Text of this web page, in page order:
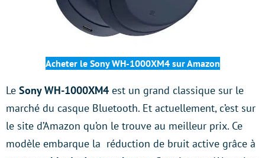
Acheter le Sony WH-1000XM4 sur Amazon
Le Sony WH-1000XM4 est un grand classique sur le
marché du casque Bluetooth. Et actuellement, c’est sur
le site d’Amazon qu’on le trouve au meilleur prix. Ce
modèle embarque la réduction de bruit active grâce à